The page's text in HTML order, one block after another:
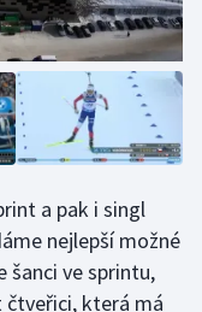
a pak i singl
nejlepší možné
šanci ve sprintu,
která má